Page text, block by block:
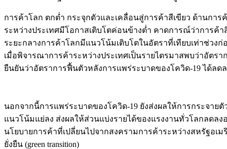
การค้าโลก ตกต่ำ กระจุกตัวและเคลื่อนสู่การค้าสีเขียว ด้านกา
ระหว่างประเทศมีโอกาสเติบโตค่อนข้างต่ำ คาดการณ์ว่าการค้า
ระยะกลางการค้าโลกมีแนวโน้มเติบโตในอัตราที่เทียบเท่าช่วง
เมื่อพิจารณาการค้าระหว่างประเทศเป็นรายไตรมาสพบว่าอัตร
ยืนยันว่าอัตราการฟื้นตัวหลังการแพร่ระบาดของโควิด-19 ได้ลด
นอกจากนี้การแพร่ระบาดของโควิด-19 ยังส่งผลให้การกระจา
แนวโน้มแย่ลง ส่งผลให้ส่วนแบ่งรายได้ของแรงงานทั่วโลกลดล
นโยบายการค้าที่เปลี่ยนไปจากสงครามการค้าระหว่างสหรัฐอ
ยั่งยืน (green transition)